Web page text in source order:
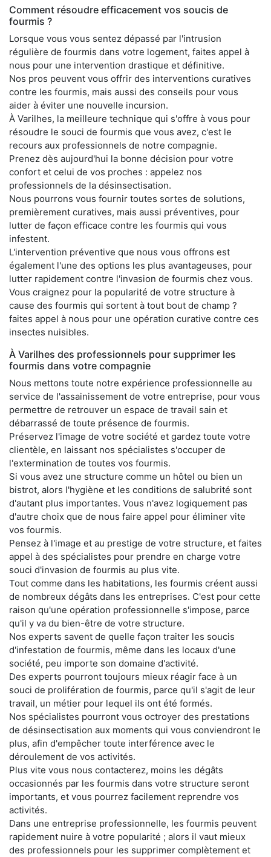
Comment résoudre efficacement vos soucis de
fourmis ?
Lorsque vous vous sentez dépassé par l'intrusion
régulière de fourmis dans votre logement, faites appel à
nous pour une intervention drastique et définitive.
Nos pros peuvent vous offrir des interventions curatives
contre les fourmis, mais aussi des conseils pour vous
aider à éviter une nouvelle incursion.
À Varilhes, la meilleure technique qui s'offre à vous pour
résoudre le souci de fourmis que vous avez, c'est le
recours aux professionnels de notre compagnie.
Prenez dès aujourd'hui la bonne décision pour votre
confort et celui de vos proches : appelez nos
professionnels de la désinsectisation.
Nous pourrons vous fournir toutes sortes de solutions,
premièrement curatives, mais aussi préventives, pour
lutter de façon efficace contre les fourmis qui vous
infestent.
L'intervention préventive que nous vous offrons est
également l'une des options les plus avantageuses, pour
lutter rapidement contre l'invasion de fourmis chez vous.
Vous craignez pour la popularité de votre structure à
cause des fourmis qui sortent à tout bout de champ ?
faites appel à nous pour une opération curative contre ces
insectes nuisibles.
À Varilhes des professionnels pour supprimer les
fourmis dans votre compagnie
Nous mettons toute notre expérience professionnelle au
service de l'assainissement de votre entreprise, pour vous
permettre de retrouver un espace de travail sain et
débarrassé de toute présence de fourmis.
Préservez l'image de votre société et gardez toute votre
clientèle, en laissant nos spécialistes s'occuper de
l'extermination de toutes vos fourmis.
Si vous avez une structure comme un hôtel ou bien un
bistrot, alors l'hygiène et les conditions de salubrité sont
d'autant plus importantes. Vous n'avez logiquement pas
d'autre choix que de nous faire appel pour éliminer vite
vos fourmis.
Pensez à l'image et au prestige de votre structure, et faites
appel à des spécialistes pour prendre en charge votre
souci d'invasion de fourmis au plus vite.
Tout comme dans les habitations, les fourmis créent aussi
de nombreux dégâts dans les entreprises. C'est pour cette
raison qu'une opération professionnelle s'impose, parce
qu'il y va du bien-être de votre structure.
Nos experts savent de quelle façon traiter les soucis
d'infestation de fourmis, même dans les locaux d'une
société, peu importe son domaine d'activité.
Des experts pourront toujours mieux réagir face à un
souci de prolifération de fourmis, parce qu'il s'agit de leur
travail, un métier pour lequel ils ont été formés.
Nos spécialistes pourront vous octroyer des prestations
de désinsectisation aux moments qui vous conviendront le
plus, afin d'empêcher toute interférence avec le
déroulement de vos activités.
Plus vite vous nous contacterez, moins les dégâts
occasionnés par les fourmis dans votre structure seront
importants, et vous pourrez facilement reprendre vos
activités.
Dans une entreprise professionnelle, les fourmis peuvent
rapidement nuire à votre popularité ; alors il vaut mieux
des professionnels pour les supprimer complètement et